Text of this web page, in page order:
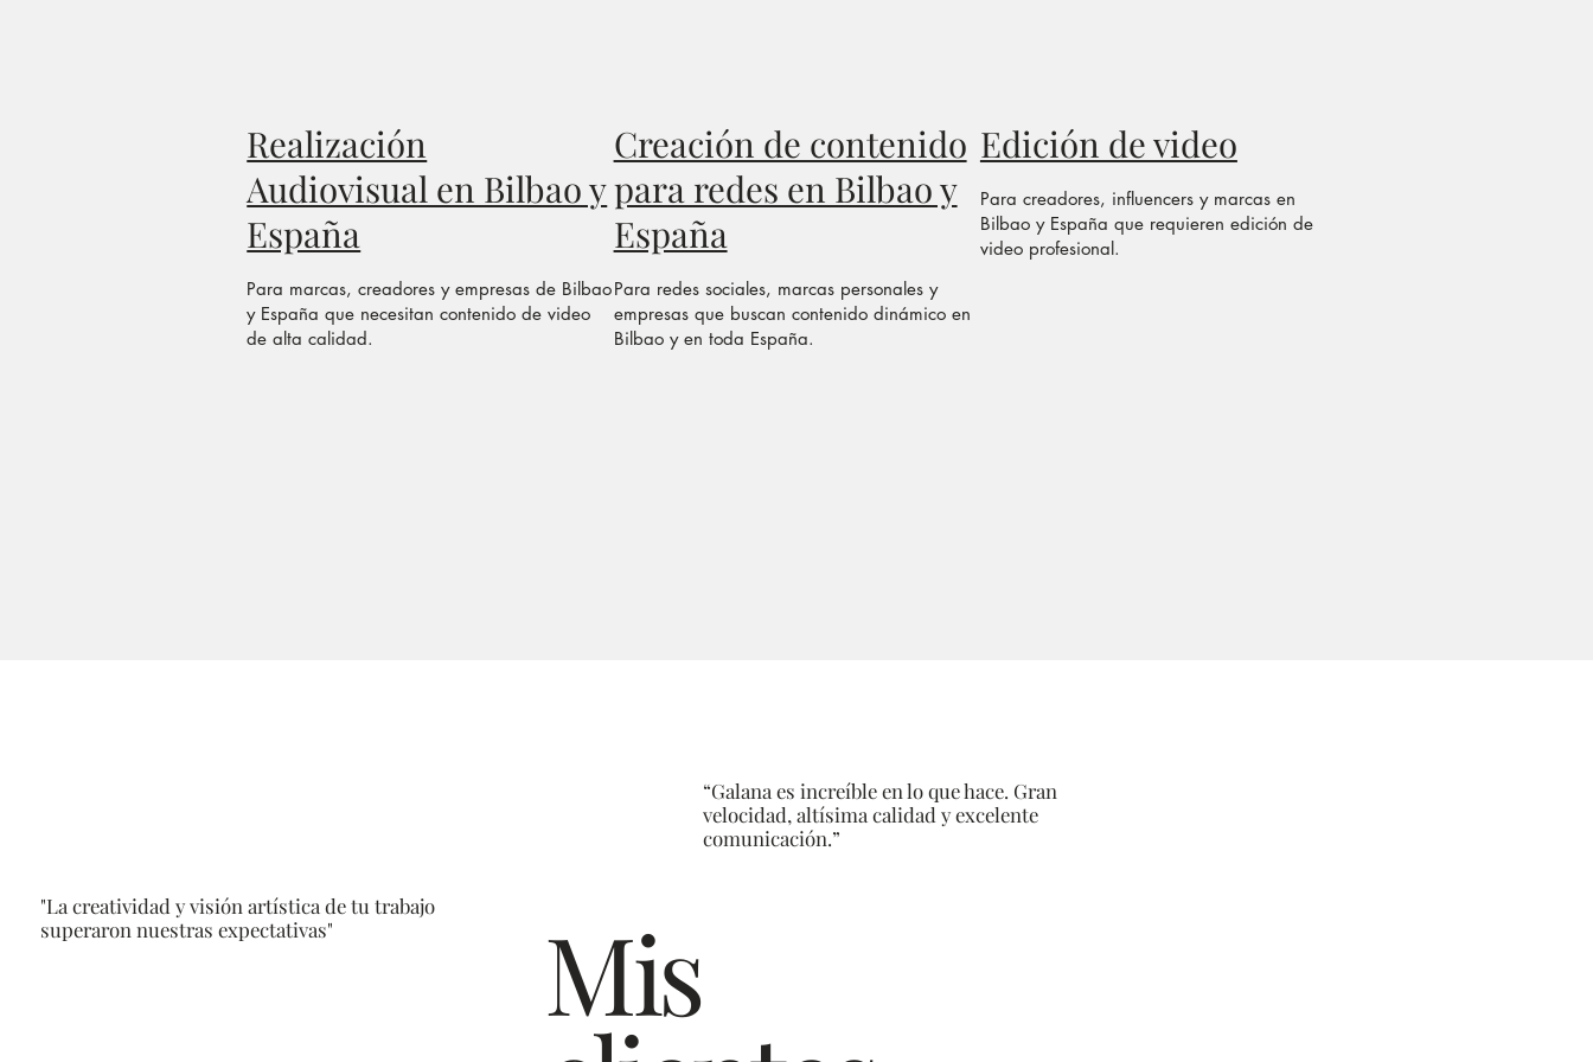
Realización
Audiovisual en Bilbao y
España
Para marcas, creadores y empresas de Bilbao
y España que necesitan contenido de video
de alta calidad.
Creación de contenido
para redes en Bilbao y
España
Para redes sociales, marcas personales y
empresas que buscan contenido dinámico en
Bilbao y en toda España.
Edición de video
Para creadores, influencers y marcas en
Bilbao y España que requieren edición de
video profesional.
"La creatividad y visión artística de tu trabajo
superaron nuestras expectativas"
Mis
“Galana es increíble en lo que hace. Gran
velocidad, altísima calidad y excelente
comunicación.”